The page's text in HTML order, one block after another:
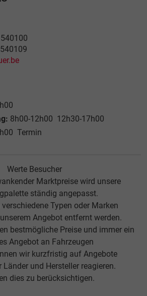
8h00-12h00 12h30-17h00
Termin
Werte Besucher
Marktpreise wird unsere
ständig angepasst.
Typen oder Marken
Angebot entfernt werden.
bestmögliche Preise und immer ein
Angebot an Fahrzeugen
wir kurzfristig auf Angebote
Länder und Hersteller reagieren.
dies zu berücksichtigen.